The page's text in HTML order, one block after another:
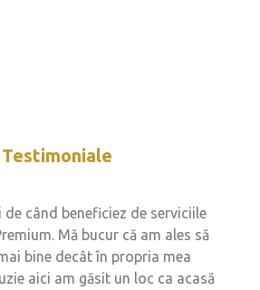
Testimoniale
când beneficiez de serviciile
Mă bucur că am ales să
bine decât în propria mea
aici am găsit un loc ca acasă